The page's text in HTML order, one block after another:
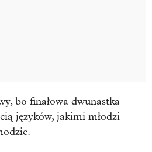
bo finałowa dwunastka
języków, jakimi młodzi